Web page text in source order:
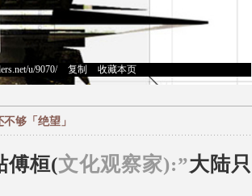
u/9070/> 复制 收藏本页
够「绝望」
傅桓(文化观察家):”大陆